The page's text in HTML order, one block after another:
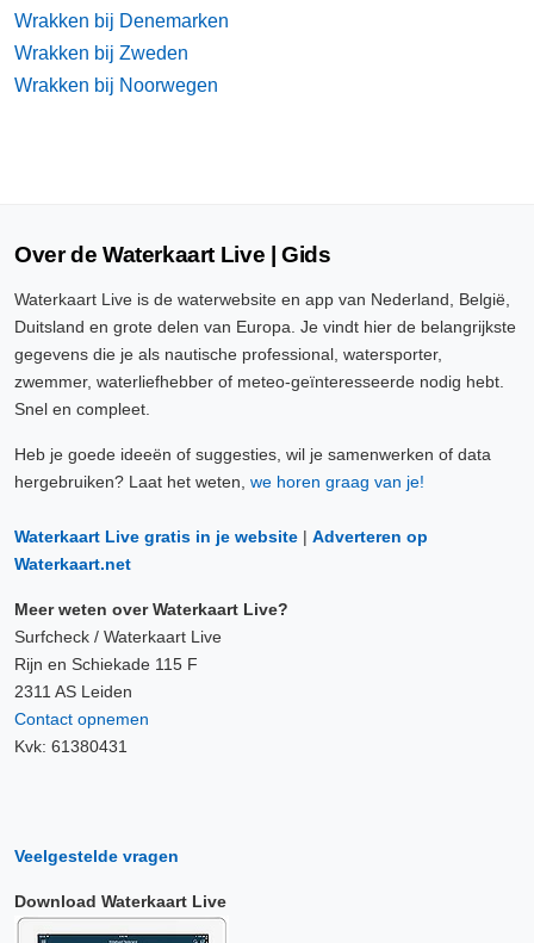
Wrakken bij Denemarken
Wrakken bij Zweden
Wrakken bij Noorwegen
Over de Waterkaart Live | Gids
Waterkaart Live is de waterwebsite en app van Nederland, België,
Duitsland en grote delen van Europa. Je vindt hier de belangrijkste
gegevens die je als nautische professional, watersporter,
zwemmer, waterliefhebber of meteo-geïnteresseerde nodig hebt.
Snel en compleet.
Heb je goede ideeën of suggesties, wil je samenwerken of data
hergebruiken? Laat het weten, we horen graag van je!
Waterkaart Live gratis in je website | Adverteren op
Waterkaart.net
Meer weten over Waterkaart Live?
Surfcheck / Waterkaart Live
Rijn en Schiekade 115 F
2311 AS Leiden
Contact opnemen
Kvk: 61380431
Veelgestelde vragen
Download Waterkaart Live